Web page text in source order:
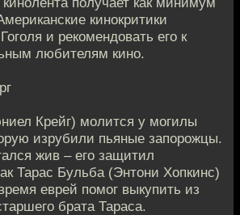
кинокритики
и рекомендовать его к
любителям кино.
Крейг) молится у могилы
изрубили пьяные запорожцы.
жив – его защитил
Тарас Бульба (Энтони Хопкинс)
еврей помог выкупить из
брата Тараса.